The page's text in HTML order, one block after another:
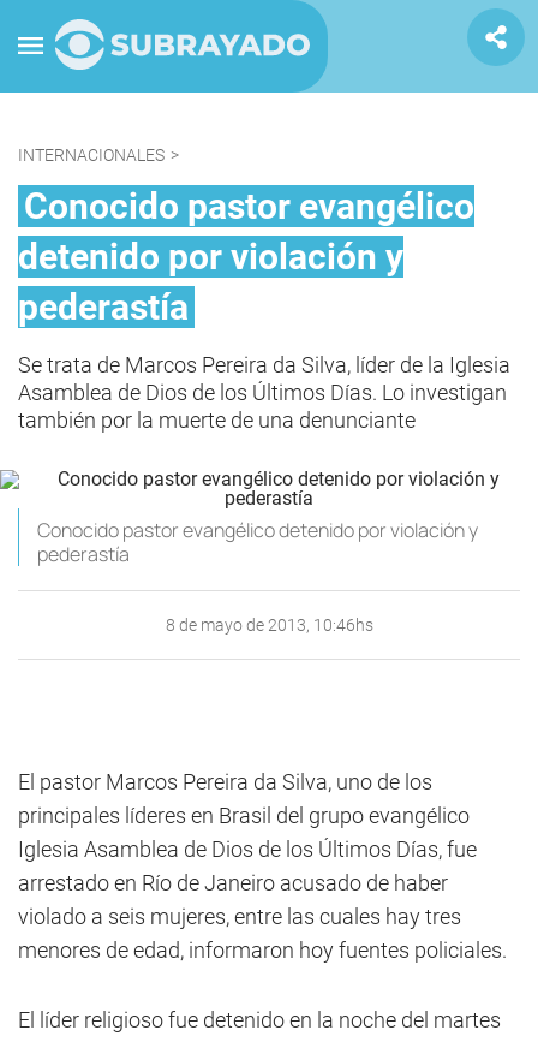
INTERNACIONALES >
Conocido pastor evangélico
detenido por violación y
pederastía
Se trata de Marcos Pereira da Silva, líder de la Iglesia
Asamblea de Dios de los Últimos Días. Lo investigan
también por la muerte de una denunciante
Conocido pastor evangélico detenido por violación y
pederastía
8 de mayo de 2013, 10:46hs
El pastor Marcos Pereira da Silva, uno de los
principales líderes en Brasil del grupo evangélico
Iglesia Asamblea de Dios de los Últimos Días, fue
arrestado en Río de Janeiro acusado de haber
violado a seis mujeres, entre las cuales hay tres
menores de edad, informaron hoy fuentes policiales.
El líder religioso fue detenido en la noche del martes